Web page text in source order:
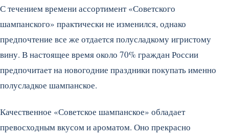
С течением времени ассортимент «Советского
шампанского» практически не изменился, однако
предпочтение все же отдается полусладкому игристому
вину. В настоящее время около 70% граждан России
предпочитает на новогодние праздники покупать именно
полусладкое шампанское.
Качественное «Советское шампанское» обладает
превосходным вкусом и ароматом. Оно прекрасно